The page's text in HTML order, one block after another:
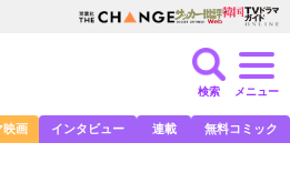
検索 メニュー
映画 インタビュー 連載 無料コミック